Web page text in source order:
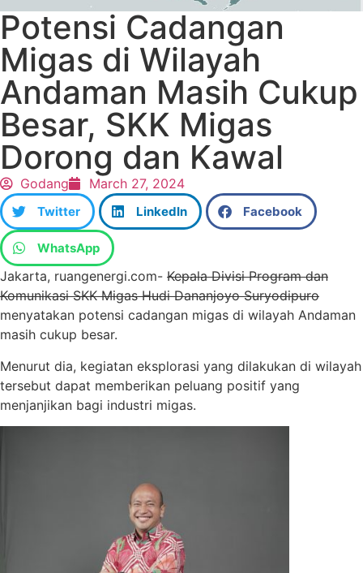
Potensi Cadangan
Migas di Wilayah
Andaman Masih Cukup
Besar, SKK Migas
Dorong dan Kawal
Godang March 27, 2024
Twitter LinkedIn Facebook
WhatsApp
Jakarta, ruangenergi.com- Kepala Divisi Program dan
Komunikasi SKK Migas Hudi Dananjoyo Suryodipuro
menyatakan potensi cadangan migas di wilayah Andaman
masih cukup besar.
Menurut dia, kegiatan eksplorasi yang dilakukan di wilayah
tersebut dapat memberikan peluang positif yang
menjanjikan bagi industri migas.